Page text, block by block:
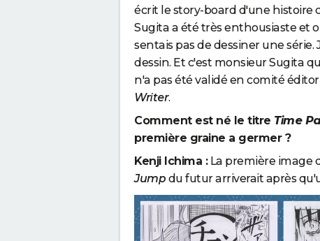
écrit le story-board d'une histoire
Sugita a été très enthousiaste et
sentais pas de dessiner une
dessin. Et c'est monsieur Sugita
n'a pas été validé en comité
Writer.
Comment est né le titre Time
première graine a germer ?
Kenji Ichima :La première image
Jump du futur arriverait après